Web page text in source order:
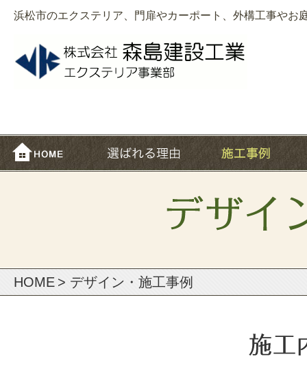
浜松市のエクステリア、門扉やカーポート、外構工事やお
HOME > デザイン・施⼯事例